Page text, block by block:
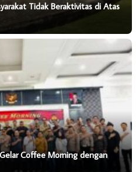
Tidak Beraktivitas di Atas
Coffee Morning dengan